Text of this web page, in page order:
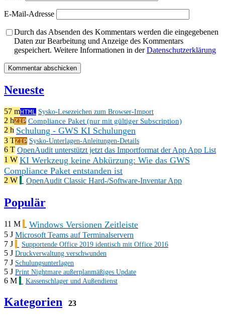
E-Mail-Adresse
Durch das Absenden des Kommentars werden die eingegebenen
Daten zur Bearbeitung und Anzeige des Kommentars
gespeichert. Weitere Informationen in derDatenschutzerklärung
Neueste
57 mHTML Sysko-Lesezeichen zum Browser-Import
2 hZIP Compliance Paket (nur mit gültiger Subscription)
2 h Schulung - GWS KI Schulungen
3 TZIP Sysko-Unterlagen-Anleitungen-Details
6 T OpenAudit unterstützt jetzt das Importformat der App App List
1 W KI Werkzeug keine Abkürzung: Wie das GWS
Compliance Paket entstanden ist
2 W OpenAudit Classic Hard-/Software-Inventar App
Populär
11 M Windows Versionen Zeitleiste
5 J Microsoft Teams auf Terminalservern
7 J
Supportende Office 2019 identisch mit Office 2016
5 J Druckverwaltung verschwunden
7 J Schulungsunterlagen
5 J Print Nightmare außerplanmäßiges Update
6 M Kassenschlager und Außendienst
Kategorien 23